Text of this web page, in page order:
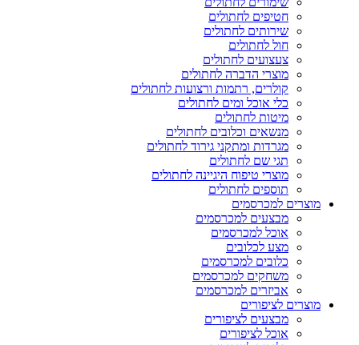
חטיפים לחתולים
שירותים לחתולים
חול לחתולים
צעצועים לחתולים
מוצרי הדברה לחתולים
קולרים, רתמות ורצועות לחתולים
כלי אוכל ומים לחתולים
מיטות לחתולים
מנשאים וכלובים לחתולים
מגרדות ומתקני גירוד לחתולים
תגי שם לחתולים
מוצרי טיפוח היגיינה לחתולים
תוספים לחתולים
מוצרים למכרסמים
מבצעים למכרסמים
אוכל למכרסמים
מצע לכלובים
כלובים למכרסמים
משחקים למכרסמים
אביזרים למכרסמים
מוצרים לציפורים
מבצעים לציפורים
אוכל לציפורים